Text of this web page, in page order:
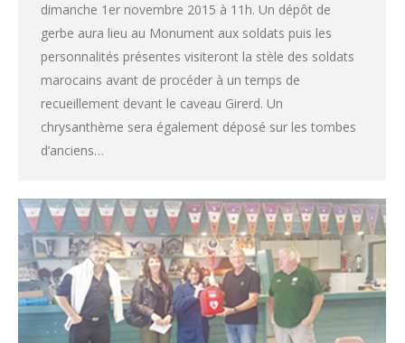
dimanche 1er novembre 2015 à 11h. Un dépôt de
gerbe aura lieu au Monument aux soldats puis les
personnalités présentes visiteront la stèle des soldats
marocains avant de procéder à un temps de
recueillement devant le caveau Girerd. Un
chrysanthème sera également déposé sur les tombes
d’anciens…